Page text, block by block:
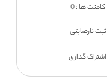
کامنت ها : 0
ثبت نارضایتی
اشتراک گذاری